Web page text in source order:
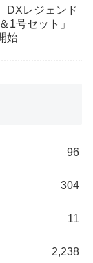
DXレジェンド
1号セット」
始
96
304
11
2,238